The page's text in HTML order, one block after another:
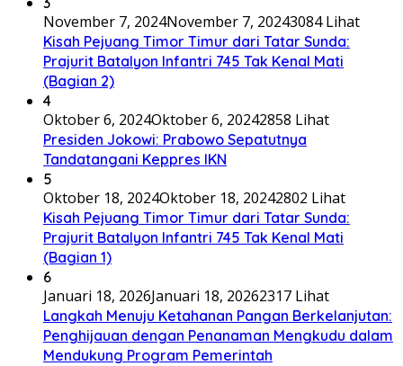
November 7, 2024November 7, 20243084 Lihat
Kisah Pejuang Timor Timur dari Tatar Sunda:
Prajurit Batalyon Infantri 745 Tak Kenal Mati
(Bagian 2)
4
Oktober 6, 2024Oktober 6, 20242858 Lihat
Presiden Jokowi: Prabowo Sepatutnya
Tandatangani Keppres IKN
5
Oktober 18, 2024Oktober 18, 20242802 Lihat
Kisah Pejuang Timor Timur dari Tatar Sunda:
Prajurit Batalyon Infantri 745 Tak Kenal Mati
(Bagian 1)
6
Januari 18, 2026Januari 18, 20262317 Lihat
Langkah Menuju Ketahanan Pangan Berkelanjutan:
Penghijauan dengan Penanaman Mengkudu dalam
Mendukung Program Pemerintah